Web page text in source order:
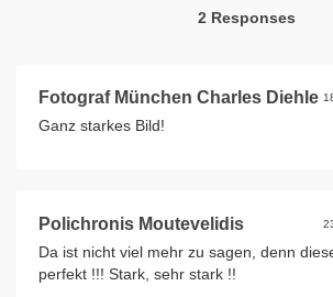
2 Responses
Fotograf München Charles Diehle
Ganz starkes Bild!
Polichronis Moutevelidis
Da ist nicht viel mehr zu sagen, denn
perfekt !!! Stark, sehr stark !!